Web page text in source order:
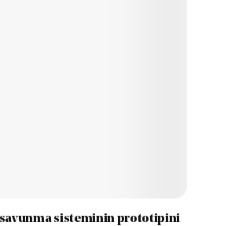
savunma sisteminin prototipini